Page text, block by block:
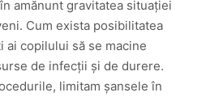
amănunt gravitatea situației
Cum exista posibilitatea
ai copilului să se macine
de infecții și de durere.
limitam șansele în